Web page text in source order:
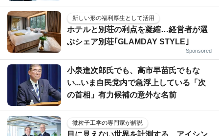
新しい形の福利厚生として活用
ホテルと別荘の利点を凝縮…経営者が選
ぶシェア別荘｢GLAMDAY STYLE｣
Sponsored
小泉進次郎氏でも、高市早苗氏でもな
い...いま自民党内で急浮上している「次
の首相」有力候補の意外な名前
微粒子工学の専門家が解説
目に見えない世界を計測する…アイシン